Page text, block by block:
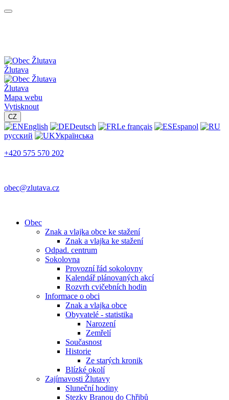
Žlutava
Žlutava
Mapa webu
Vytisknout
CZ
English Deutsch Le français
Espanol
русский
Українська
+420 575 570 202
obec@zlutava.cz
Obec
Znak a vlajka obce ke stažení
Znak a vlajka ke stažení
Odpad. centrum
Sokolovna
Provozní řád sokolovny
Kalendář plánovaných akcí
Rozvrh cvičebních hodin
Informace o obci
Znak a vlajka obce
Obyvatelé - statistika
Narození
Zemřelí
Současnost
Historie
Ze starých kronik
Blízké okolí
Zajímavosti Žlutavy
Sluneční hodiny
Stezky Branou do Chřibů